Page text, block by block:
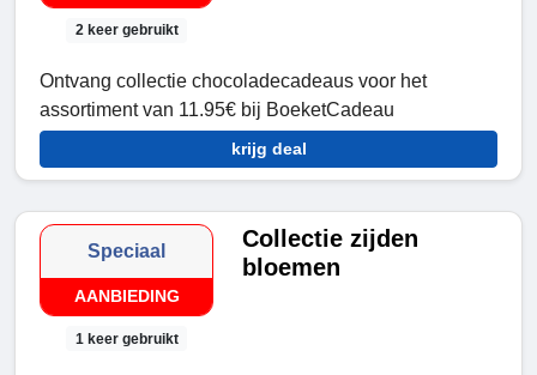
2 keer gebruikt
Ontvang collectie chocoladecadeaus voor het
assortiment van 11.95€ bij BoeketCadeau
krijg deal
Speciaal
AANBIEDING
1 keer gebruikt
Collectie zijden
bloemen